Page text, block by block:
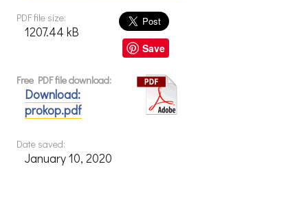
Save
PDF file size:
1207.44 kB
Free PDF file download:
Download:
prokop.pdf
Date saved:
January 10, 2020